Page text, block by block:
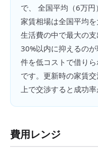
で、 全国平均（6万円
家賃相場は全国平均
生活費の中で最大の
30%以内に抑えるの
件を低コストで借り
です。更新時の家賃
上で交渉すると成功率
費用レンジ